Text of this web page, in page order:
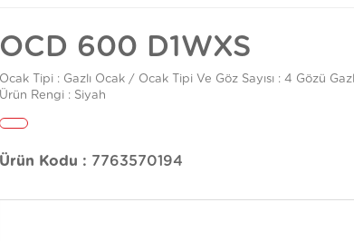
OCD 600 D1WXS
Ocak Tipi : Gazlı Ocak / Ocak Tipi Ve Göz Sayısı : 4 Gözü
Ürün Rengi : Siyah
Ürün Kodu : 7763570194